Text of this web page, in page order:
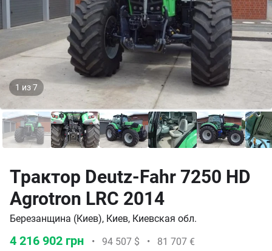
1 из7
Трактор Deutz-Fahr 7250 HD
Agrotron LRC 2014
Березанщина (Киев), Киев, Киевская обл.
4 216 902 грн • 94 507 $ •
81 707 €